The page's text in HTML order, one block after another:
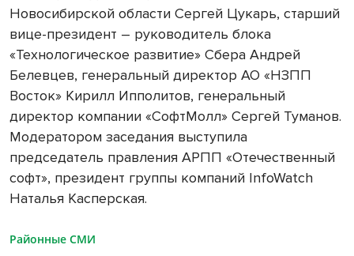
Новосибирской области Сергей Цукарь, старший
вице-президент – руководитель блока
«Технологическое развитие» Сбера Андрей
Белевцев, генеральный директор АО «НЗПП
Восток» Кирилл Ипполитов, генеральный
директор компании «СофтМолл» Сергей Туманов.
Модератором заседания выступила
председатель правления АРПП «Отечественный
софт», президент группы компаний InfoWatch
Наталья Касперская.
Районные СМИ